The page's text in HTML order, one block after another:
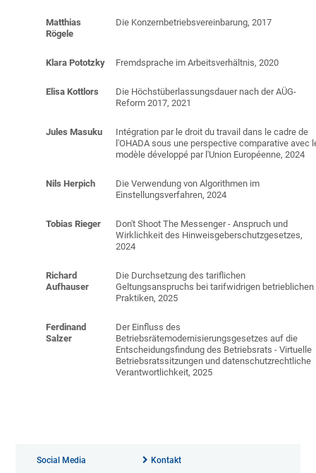
Matthias
Rögele
Die Konzernbetriebsvereinbarung, 2017
Klara Pototzky Fremdsprache im Arbeitsverhältnis, 2020
ElisaKottlors
Die Höchstüberlassungsdauer nach der AÜG-
Reform 2017, 2021
JulesMasuku
Intégration par le droit du travail dans le cadre de
l'OHADA sous une perspective comparative avec
modèle développé par l'Union Européenne, 2024
Nils Herpich
Die Verwendung von Algorithmen im
Einstellungsverfahren, 2024
Tobias Rieger
Don't Shoot The Messenger - Anspruch und
Wirklichkeit des Hinweisgeberschutzgesetzes,
2024
Richard
Aufhauser
Die Durchsetzung des tariflichen
Geltungsanspruchs bei tarifwidrigen betrieblichen
Praktiken, 2025
Ferdinand
Salzer
Der Einfluss des
Betriebsrätemodernisierungsgesetzes auf die
Entscheidungsfindung des Betriebsrats - Virtuelle
Betriebsratssitzungen und datenschutzrechtliche
Verantwortlichkeit, 2025
Social Media Kontakt